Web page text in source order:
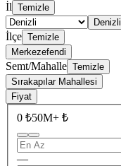
İl Temizle
Denizli
İlçe Temizle
Merkezefendi
Semt/Mahalle Temizle
Sırakapılar Mahallesi
Fiyat
0 ₺50M+ ₺
—